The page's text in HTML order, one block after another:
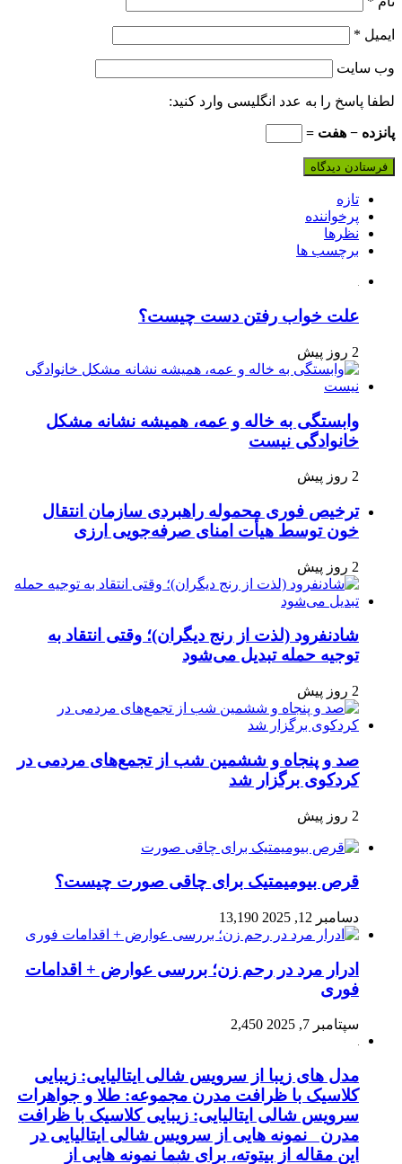
ایمیل *
وب‌ سایت
لطفا پاسخ را به عدد انگلیسی وارد کنید:
پانزده − هفت =
تازه
پرخواننده
نظرها
برچسب ها
علت خواب رفتن دست چیست؟
2 روز پیش
وابستگی به خاله و عمه، همیشه نشانه مشکل
خانوادگی نیست
2 روز پیش
ترخیص فوری محموله راهبردی سازمان انتقال
خون توسط هیأت امنای صرفه‌جویی ارزی
2 روز پیش
شادنفرود (لذت از رنج دیگران)؛ وقتی انتقاد به
توجیه حمله تبدیل می‌شود
2 روز پیش
صد و پنجاه‌ و ششمین شب از تجمع‌های مردمی در
کردکوی برگزار شد
2 روز پیش
قرص بیومیمتیک برای چاقی صورت چیست؟
دسامبر 12, 2025 13,190
ادرار مرد در رحم زن؛ بررسی عوارض + اقدامات
فوری
سپتامبر 7, 2025 2,450
مدل های زیبا از سرویس شالی ایتالیایی: زیبایی
کلاسیک با ظرافت مدرن مجموعه: طلا و جواهرات
سرویس شالی ایتالیایی: زیبایی کلاسیک با ظرافت
مدرن نمونه هایی از سرویس شالی ایتالیایی در
این مقاله از بیتوته، برای شما نمونه هایی از